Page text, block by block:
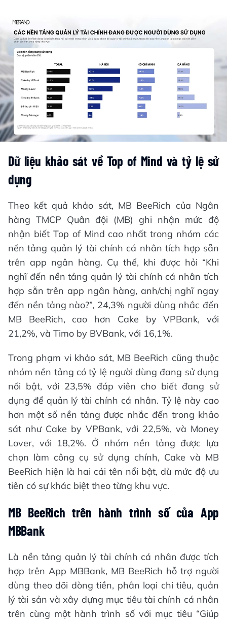
Dữ liệu khảo sát về Top of Mind và tỷ lệ sử
dụng
Theo kết quả khảo sát, MB BeeRich của Ngân
hàng TMCP Quân đội (MB) ghi nhận mức độ
nhận biết Top of Mind cao nhất trong nhóm các
nền tảng quản lý tài chính cá nhân tích hợp sẵn
trên app ngân hàng. Cụ thể, khi được hỏi “Khi
nghĩ đến nền tảng quản lý tài chính cá nhân tích
hợp sẵn trên app ngân hàng, anh/chị nghĩ ngay
đến nền tảng nào?”, 24,3% người dùng nhắc đến
MB BeeRich, cao hơn Cake by VPBank, với
21,2%, và Timo by BVBank, với 16,1%.
Trong phạm vi khảo sát, MB BeeRich cũng thuộc
nhóm nền tảng có tỷ lệ người dùng đang sử dụng
nổi bật, với 23,5% đáp viên cho biết đang sử
dụng để quản lý tài chính cá nhân. Tỷ lệ này cao
hơn một số nền tảng được nhắc đến trong khảo
sát như Cake by VPBank, với 22,5%, và Money
Lover, với 18,2%. Ở nhóm nền tảng được lựa
chọn làm công cụ sử dụng chính, Cake và MB
BeeRich hiện là hai cái tên nổi bật, dù mức độ ưu
tiên có sự khác biệt theo từng khu vực.
MB BeeRich trên hành trình số của App
MBBank
Là nền tảng quản lý tài chính cá nhân được tích
hợp trên App MBBank, MB BeeRich hỗ trợ người
dùng theo dõi dòng tiền, phân loại chi tiêu, quản
lý tài sản và xây dựng mục tiêu tài chính cá nhân
trên cùng một hành trình số với mục tiêu “Giúp